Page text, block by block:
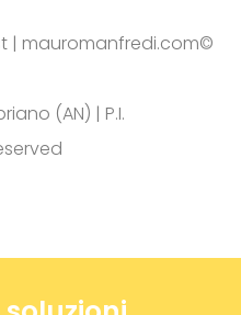
| mauromanfredi.com©
(AN) | P.I.